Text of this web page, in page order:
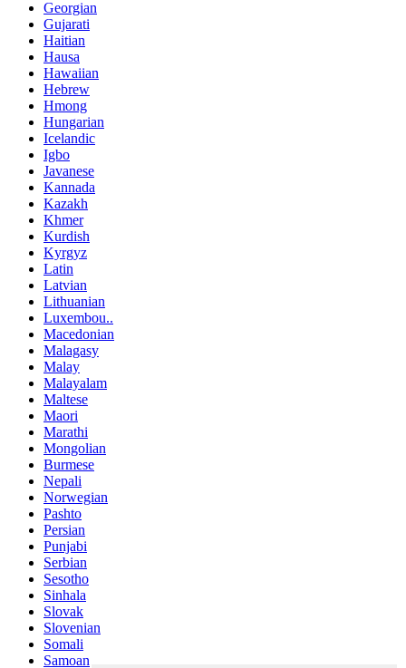
Georgian
Gujarati
Haitian
Hausa
Hawaiian
Hebrew
Hmong
Hungarian
Icelandic
Igbo
Javanese
Kannada
Kazakh
Khmer
Kurdish
Kyrgyz
Latin
Latvian
Lithuanian
Luxembou..
Macedonian
Malagasy
Malay
Malayalam
Maltese
Maori
Marathi
Mongolian
Burmese
Nepali
Norwegian
Pashto
Persian
Punjabi
Serbian
Sesotho
Sinhala
Slovak
Slovenian
Somali
Samoan